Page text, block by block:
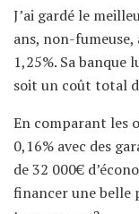
J’ai gardé le
ans, non-
1,25%. Sa banque
soit un coût total
En comparant les
0,16% avec des
de 32 000€
financer une belle